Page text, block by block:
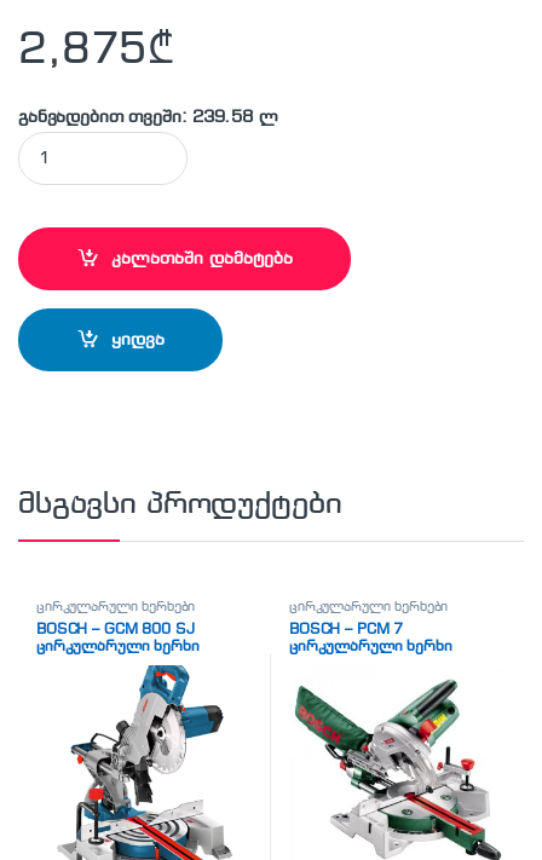
2,875₾
განვადებით თვეში: 239.58 ლ
BOSCH - GTM12JL კომბინირებული ხერხი quantity
კალათაში დამატება
ყიდვა
მსგავსი პროდუქტები
ცირკულარული ხერხები
BOSCH – GCM 800 SJ
ცირკულარული ხერხი
ცირკულარული ხერხები
BOSCH – PCM 7
ცირკულარული ხერხი